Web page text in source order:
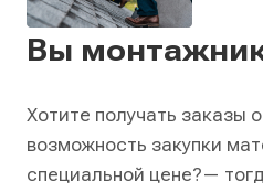
Вы
Хотите получать заказы
возможность закупки
специальной цене?—